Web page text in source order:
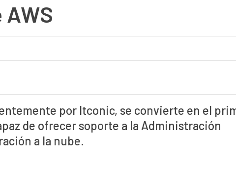
por Itconic, se convierte en el
de ofrecer soporte a la Administración
a la nube.